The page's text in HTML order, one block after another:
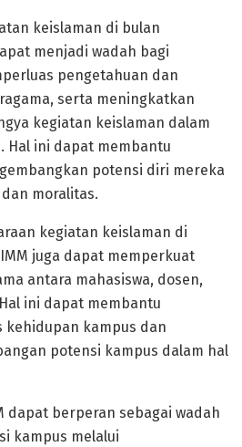
keislaman di bulan
menjadi wadah bagi
pengetahuan dan
serta meningkatkan
kegiatan keislaman dalam
Hal ini dapat membantu
potensi diri mereka
moralitas.
kegiatan keislaman di
juga dapat memperkuat
antara mahasiswa, dosen,
ini dapat membantu
kampus dan
potensi kampus dalam hal
dapat berperan sebagai wadah
kampus melalui